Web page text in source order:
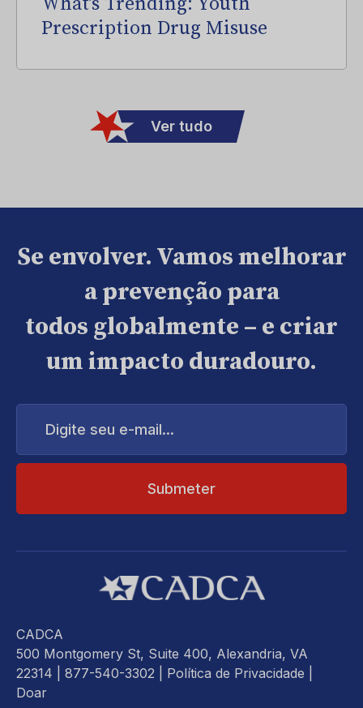
Prescription Drug Misuse
Ver tudo
Se envolver. Vamos melhorar
a prevenção para
todos globalmente – e criar
um impacto duradouro.
Digite
CADCA
500 Montgomery St, Suite 400, Alexandria, VA
22314 | 877-540-3302 | Política de Privacidade
Doar